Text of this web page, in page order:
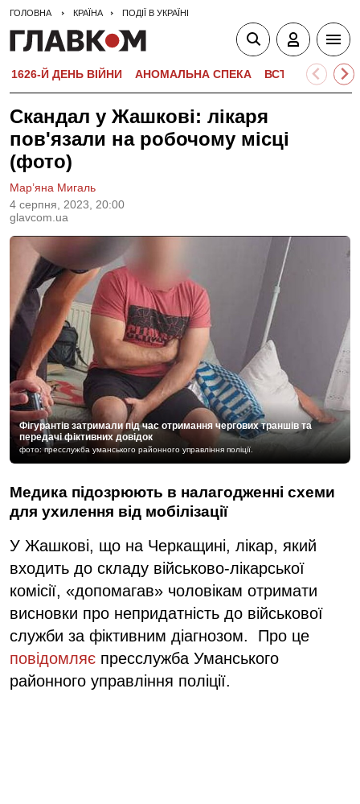
ГОЛОВНА КРАЇНА ПОДІЇ В УКРАЇНІ
1626-Й ДЕНЬ ВІЙНИ АНОМАЛЬНА СПЕКА ВСТУПНА
Скандал у Жашкові: лікаря
пов'язали на робочому місці
(фото)
4 серпня, 2023, 20:00
glavcom.ua
Мар’яна Мигаль
Фігурантів затримали під час отримання чергових траншів та
передачі фіктивних довідок
фото: пресслужба уманського районного управління поліції.
Медика підозрюють в налагодженні схеми
для ухилення від мобілізації
У Жашкові, що на Черкащині, лікар, який
входить до складу військово-лікарської
комісії, «допомагав» чоловікам отримати
висновки про непридатність до військової
служби за фіктивним діагнозом. Про це
повідомляє пресслужба Уманського
районного управління поліції.